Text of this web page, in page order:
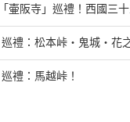
壷阪寺」巡禮！西國三
禮：松本峠・鬼城・花
禮：馬越峠！